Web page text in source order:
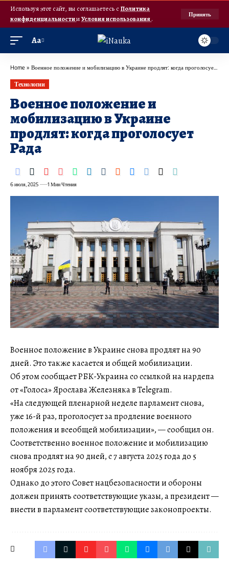
Используя этот сайт, вы соглашаетесь с Политика
конфиденциальностииУсловия использования.
Принять
Аа
Home » Военное положение и мобилизацию в Украине продлят: когда проголосует Рада
Технологии
Военное положение и
мобилизацию в Украине
продлят: когда проголосует
Рада
6 июля, 2025 1 Мин Чтения
Военное положение в Украине снова продлят на 90
дней. Это также касается и общей мобилизации.
Об этом сообщает РБК-Украина со ссылкой на нардепа
от «Голоса» Ярослава Железняка в Telegram.
«На следующей пленарной неделе парламент снова,
уже 16-й раз, проголосует за продление военного
положения и всеобщей мобилизации», — сообщил он.
Соответственно военное положение и мобилизацию
снова продлят на 90 дней, с 7 августа 2025 года до 5
ноября 2025 года.
Однако до этого Совет нацбезопасности и обороны
должен принять соответствующие указы, а президент —
внести в парламент соответствующие законопроекты.